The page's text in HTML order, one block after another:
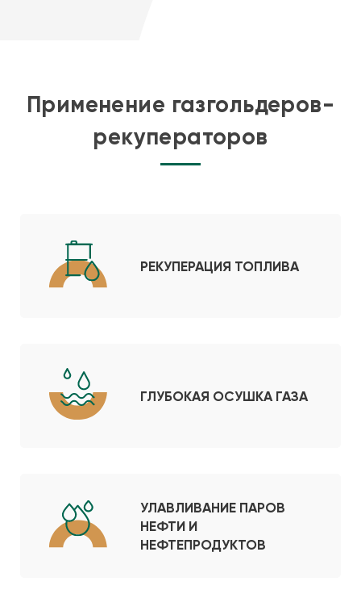
Применение газгольдеров-
рекуператоров
РЕКУПЕРАЦИЯ ТОПЛИВА
ГЛУБОКАЯ ОСУШКА ГАЗА
УЛАВЛИВАНИЕ ПАРОВ
НЕФТИ И
НЕФТЕПРОДУКТОВ